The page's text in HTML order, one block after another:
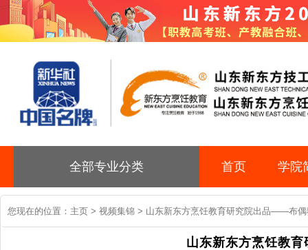
全部专业分类 首页 学院
您现在的位置： 主页 > 视频集锦 > 山东新东方烹饪教育研究院出品——布偶
山东新东方烹饪教